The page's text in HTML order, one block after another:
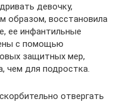
девочку,
образом, восстановила
ее инфантильные
с помощью
защитных мер,
чем для подростка.
отвергать